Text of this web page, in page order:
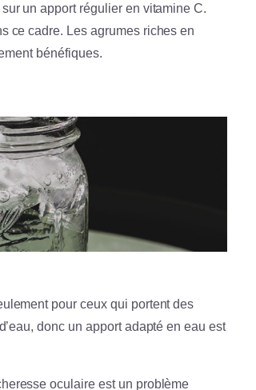
un apport régulier en vitamine C.
ce cadre. Les agrumes riches en
bénéfiques.
pour ceux qui portent des
donc un apport adapté en eau est
oculaire est un problème